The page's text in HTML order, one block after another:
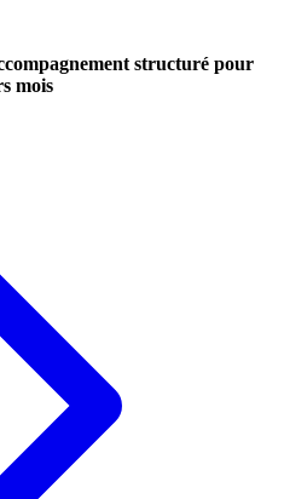
structuré pour
mois